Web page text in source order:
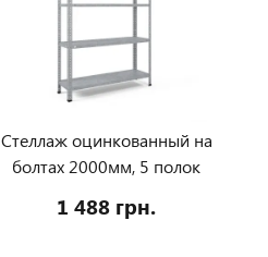
Стеллаж оцинкованный на
болтах 2000мм, 5 полок
1 488 грн.